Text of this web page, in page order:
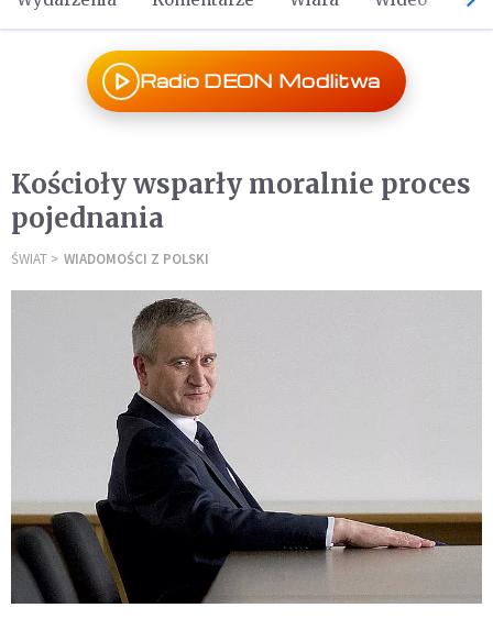
Radio DEON Modlitwa
Kościoły wsparły moralnie proces
pojednania
ŚWIAT WIADOMOŚCI Z POLSKI